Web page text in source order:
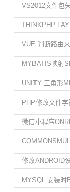
VS2012文件包
THINKPHP
VUE 判断路由
MYBATIS映射
UNITY 三角形
PHP修改文件
微信小程序
修改ANDROID
MYSQL 安装时